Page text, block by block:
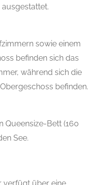
sowie einem
befinden sich das
während sich die
befinden.
Queensize-Bett (160
See.